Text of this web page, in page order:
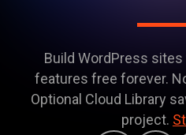
Build WordPress sites
features free forever.
Optional Cloud Library
project.